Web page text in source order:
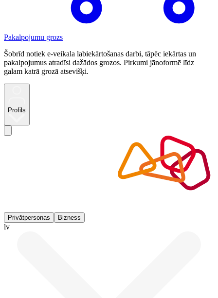
Pakalpojumu grozs
Šobrīd notiek e-veikala labiekārtošanas darbi, tāpēc iekārtas un
pakalpojumus atradīsi dažādos grozos. Pirkumi jānoformē līdz
galam katrā grozā atsevišķi.
Profils
Privātpersonas Bizness
lv